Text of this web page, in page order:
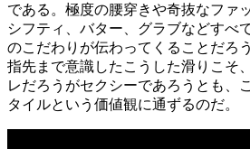
である。極度の腰穿きや奇抜なファ
シフティ、バター、グラブなどすべ
のこだわりが伝わってくることだろう
指先まで意識したこうした滑りこそ
レだろうがセクシーであろうとも、
タイルという価値観に通ずるのだ。